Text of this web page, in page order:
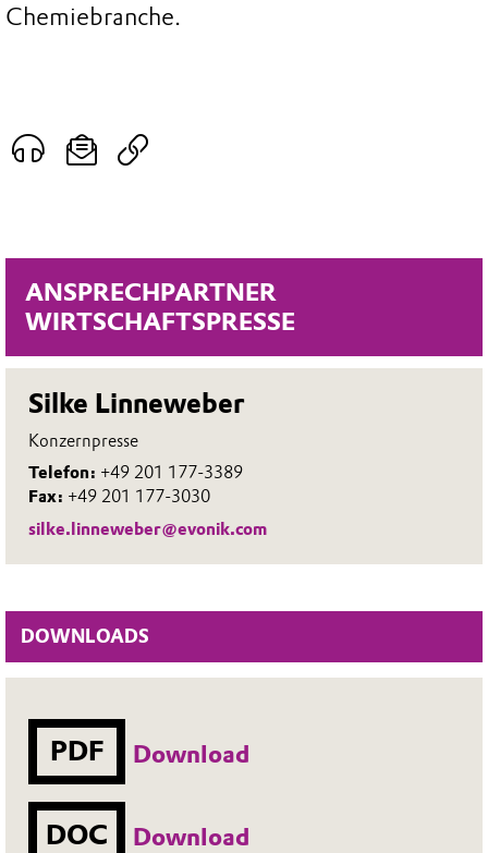
ANSPRECHPARTNER
WIRTSCHAFTSPRESSE
Silke Linneweber
Konzernpresse
Telefon: +49 201 177-3389
Fax: +49 201 177-3030
silke.linneweber@evonik.com
DOWNLOADS
PDF Download
DOC Download
Chemiebranche.